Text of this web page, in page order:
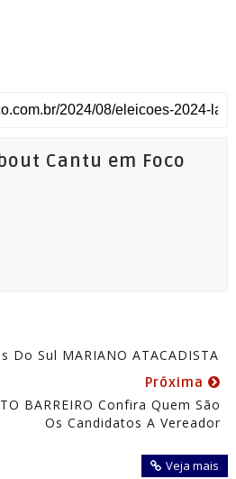
Cantu em Foco
Do Sul MARIANO ATACADISTA
Próxima
BARREIRO Confira Quem São
Os Candidatos A Vereador
Veja mais